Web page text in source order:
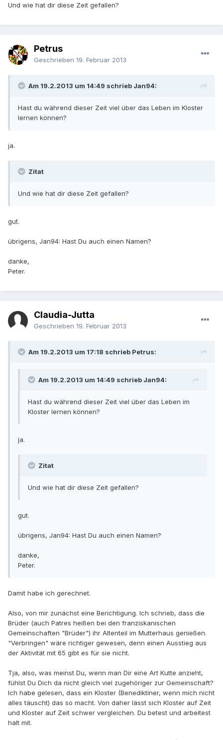
Und wie hat dir diese Zeit gefallen?
Petrus
Geschrieben 19. Februar 2013
Am 19.2.2013 um 14:49 schrieb Jan94:
Hast du während dieser Zeit viel über das Leben im Kloster
lernen können?
ja.
Zitat
Und wie hat dir diese Zeit gefallen?
gut.
übrigens, Jan94: Hast Du auch einen Namen?
danke,
Peter.
Claudia-Jutta
Geschrieben 19. Februar 2013
Am 19.2.2013 um 17:18 schrieb Petrus:
Am 19.2.2013 um 14:49 schrieb Jan94:
Hast du während dieser Zeit viel über das Leben im
Kloster lernen können?
ja.
Zitat
Und wie hat dir diese Zeit gefallen?
gut.
übrigens, Jan94: Hast Du auch einen Namen?
danke,
Peter.
Damit habe ich gerechnet.
Also, von mir zunächst eine Berichtigung. Ich schrieb, dass die
Brüder (auch Patres heißen bei den franziskanischen
Gemeinschaften "Brüder") ihr Altenteil im Mutterhaus genießen.
"Verbringen" wäre richtiger gewesen, denn einen Ausstieg aus
der Aktivität mit 65 gibt es für sie nicht.
Tja, also, was meinst Du, wenn man Dir eine Art Kutte anzieht,
fühlst Du Dich da nicht gleich viel zugehöriger zur Gemeinschaft?
Ich habe gelesen, dass ein Kloster (Benediktiner, wenn mich nicht
alles täuscht) das so macht. Von daher lässt sich Kloster auf Zeit
und Kloster auf Zeit schwer vergleichen. Du betest und arbeitest
halt mit.